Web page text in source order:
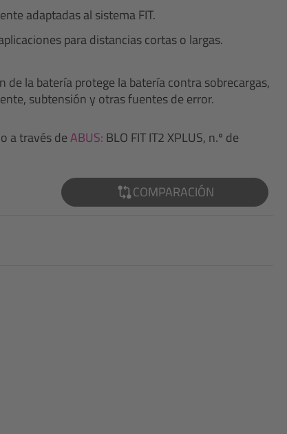
adaptadas al sistema FIT.
para distancias cortas o largas.
de la batería protege la batería contra sobrecargas,
subtensión y otras fuentes de error.
a través deABUS: BLO FIT IT2 XPLUS, n.º de
COMPARACIÓN